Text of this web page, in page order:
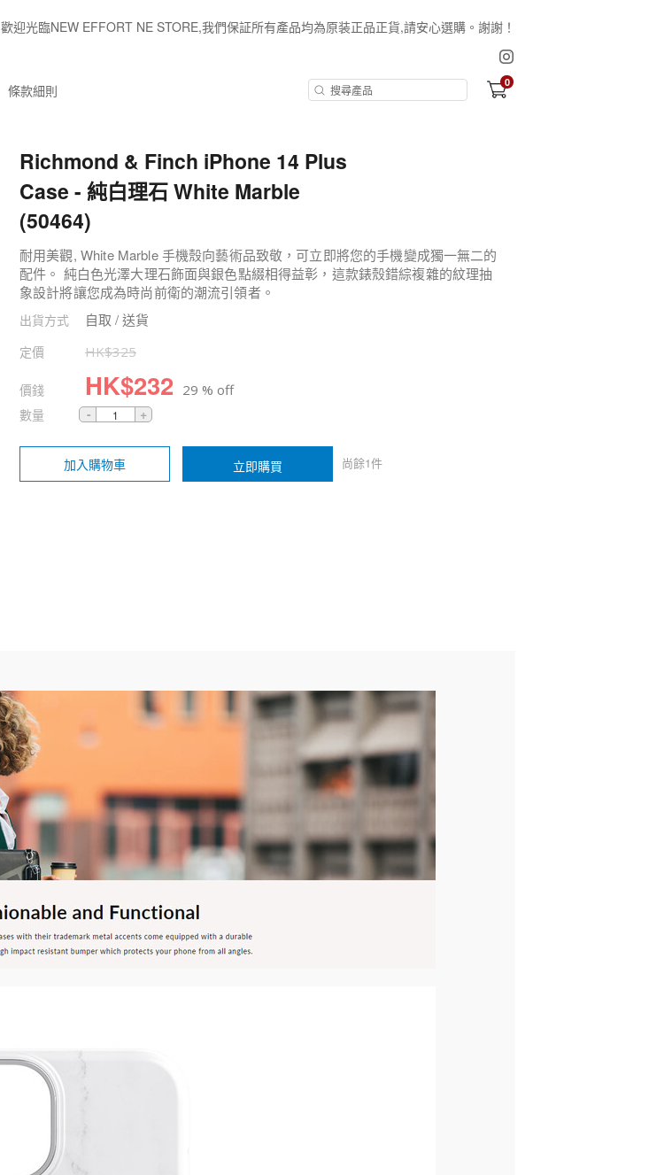
歡迎光臨NEW EFFORT NE STORE,我們保証所有產品均為原装正品正貨,請安心選購。謝謝！
條款細則 0
Richmond & Finch iPhone 14 Plus
Case - 純白理石 White Marble
(50464)
耐用美觀, White Marble 手機殼向藝術品致敬，可立即將您的手機變成獨一無二的
配件。 純白色光澤大理石飾面與銀色點綴相得益彰，這款錶殼錯綜複雜的紋理抽
象設計將讓您成為時尚前衛的潮流引領者。
出貨方式 自取 / 送貨
定價 HK$325
價錢 HK$232 29 % off
數量
加入購物車 立即購買 尚餘1件